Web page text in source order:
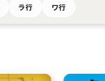
ラ行 ワ行